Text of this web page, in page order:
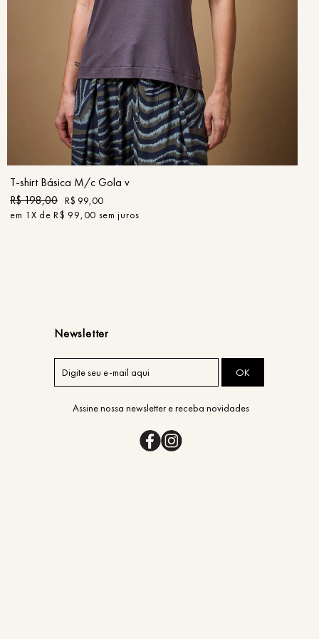
PP P M G GG
COMPRAR
T-shirt Básica M/c Gola v
R$198,00 R$ 99,00
em 1 X deR$ 99,00 sem juros
Newsletter
OK
Assine nossa newsletter e receba novidades